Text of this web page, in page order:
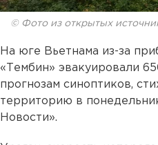
© Фото из открытых
На юге Вьетнама из-за
«Тембин» эвакуировали
прогнозам синоптиков,
территорию в
Новости».